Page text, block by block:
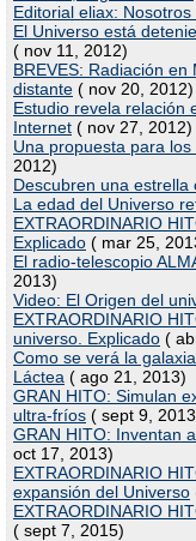
Editorial eliax: Nosotros
El Universo está
( nov 11, 2012)
BREVES: Radiación
distante ( nov 20, 2012)
Estudio revela relación
Internet ( nov 27, 2012)
Una propuesta para
2012)
Descubren una
La edad del Universo
EXTRAORDINARIO
Explicado ( mar 25,
El radio-telescopio
2013)
Video: El Origen del
EXTRAORDINARIO
universo. Explicado (
Como se verá la
Láctea ( ago 21, 2013)
GRAN HITO: Simulan
ultra-fríos ( sept 9,
GRAN HITO: Inventan
oct 17, 2013)
EXTRAORDINARIO
expansión del Universo
EXTRAORDINARIO
( sept 7, 2015)